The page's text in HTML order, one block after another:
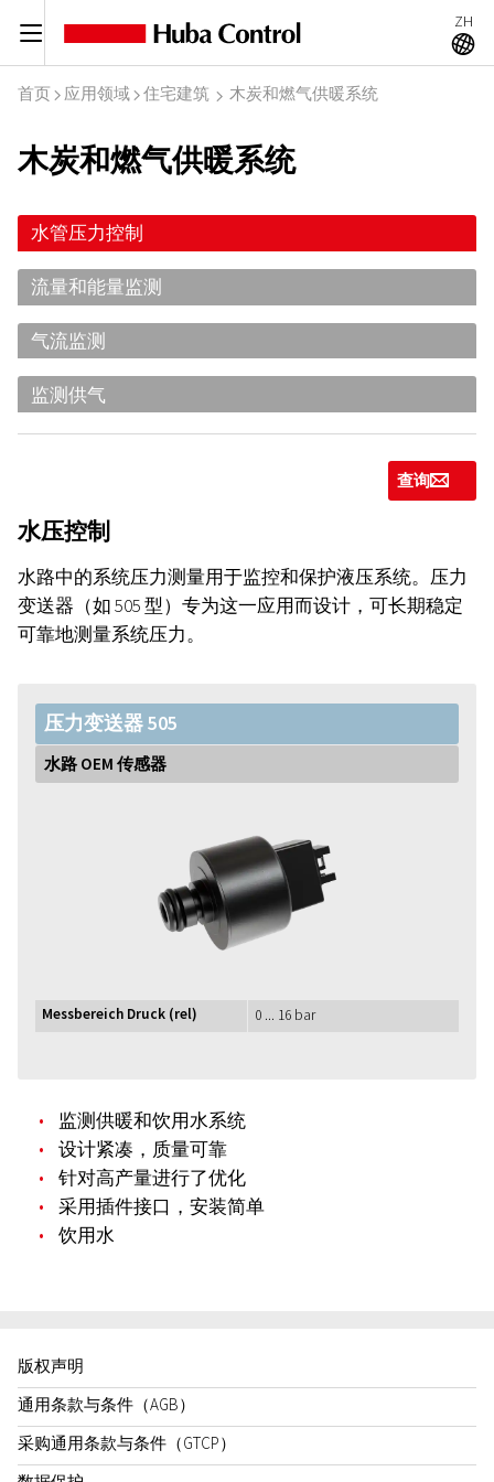
C ZH
A
首页 I 应用领域 I 住宅建筑 I 木炭和燃气供暖系统
木炭和燃气供暖系统
水管压力控制
流量和能量监测
气流监测
监测供气
查询g
水压控制
水路中的系统压力测量用于监控和保护液压系统。压力
变送器（如 505 型）专为这一应用而设计，可长期稳定
可靠地测量系统压力。
压力变送器 505
水路 OEM 传感器
Messbereich Druck (rel) 0 ... 16 bar
监测供暖和饮用水系统
设计紧凑，质量可靠
针对高产量进行了优化
采用插件接口，安装简单
饮用水
版权声明
通用条款与条件（AGB）
采购通用条款与条件（GTCP）